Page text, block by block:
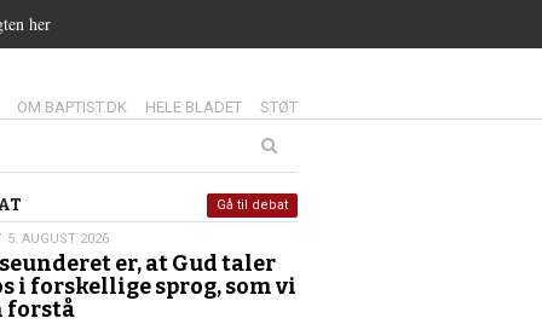
her
14.0:
OM BAPTIST.DK 15.0:
HELE BLADET 16.0:
STØT
5. AUGUST 2026
er, at Gud taler
i forskellige sprog, som vi
forstå
Gå til debat